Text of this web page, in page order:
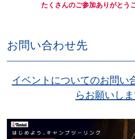
たくさんのご参加ありがとう
お問い合わせ先
イベントについてのお問い
らお願いし